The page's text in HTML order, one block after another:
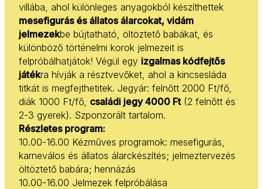
villába, ahol különleges anyagokból készíthettek
mesefigurás és állatos álarcokat, vidám
jelmezekbe bújtatható, öltöztető babákat, és
különböző történelmi korok jelmezeit is
felpróbálhatjátok! Végül egy izgalmas kódfejtős
játékra hívják a résztvevőket, ahol a kincsesláda
titkát is megfejthetitek. Jegyár: felnőtt 2000 Ft/fő,
diák 1000 Ft/fő, családi jegy 4000 Ft(2 felnőtt és
2-3 gyerek). Szponzorált tartalom.
Részletes program:
10.00-16.00 Kézműves programok: mesefigurás,
karneválos és állatos álarckészítés; jelmeztervezés
öltöztető babára; hennázás
10.00-16.00 Jelmezek felpróbálása